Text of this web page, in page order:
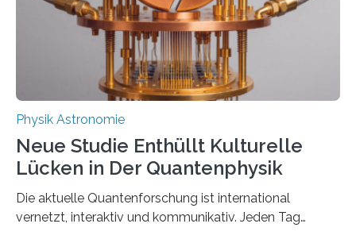
gefunden. Kurz darauf konnte man zeigen, dass sich
Thorium tatsächlich nutzen lässt, um hochpräzise…
Physik Astronomie
Neue Studie Enthüllt Kulturelle
Lücken in Der Quantenphysik
Die aktuelle Quantenforschung ist international
vernetzt, interaktiv und kommunikativ. Jeden Tag